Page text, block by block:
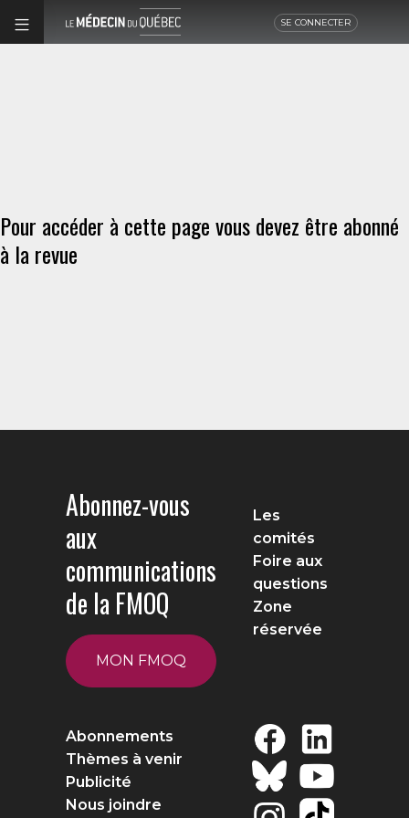
SE CONNECTER
Pour accéder à cette page vous devez être abonné
à la revue
Abonnez-vous
aux
communications
de la FMOQ
MON FMOQ
Les
comités
Foire aux
questions
Zone
réservée
Abonnements
Thèmes à venir
Publicité
Nous joindre